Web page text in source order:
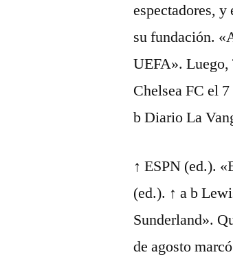
espectadores, y
su fundación.
UEFA». Luego,
Chelsea FC el
b Diario La
↑ ESPN (ed.).
(ed.). ↑ a b
Sunderland».
de agosto